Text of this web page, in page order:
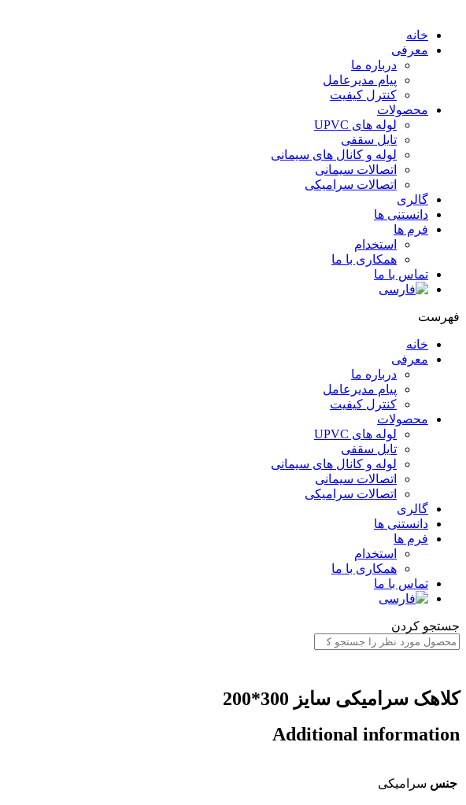
خانه
معرفی
درباره ما
پیام مدیرعامل
کنترل کیفیت
محصولات
لوله های UPVC
تایل سقفی
لوله و کانال های سیمانی
اتصالات سیمانی
اتصالات سرامیکی
گالری
دانستنی ها
فرم ها
استخدام
همکاری با ما
تماس با ما
فهرست
خانه
معرفی
درباره ما
پیام مدیرعامل
کنترل کیفیت
محصولات
لوله های UPVC
تایل سقفی
لوله و کانال های سیمانی
اتصالات سیمانی
اتصالات سرامیکی
گالری
دانستنی ها
فرم ها
استخدام
همکاری با ما
تماس با ما
جستجو کردن
کلاهک سرامیکی سایز 300*200
Additional information
جنس سرامیکی